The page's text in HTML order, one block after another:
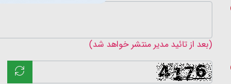
(بعد از تائید مدیر منتشر خواهد شد)